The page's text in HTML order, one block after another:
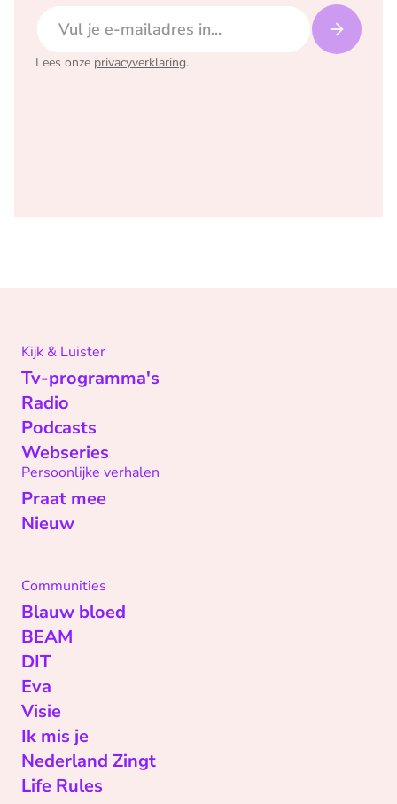
Lees onze privacyverklaring.
Kijk & Luister
Tv-programma's
Radio
Podcasts
Webseries
Persoonlijke verhalen
Praat mee
Nieuw
Communities
Blauw bloed
BEAM
DIT
Eva
Visie
Ik mis je
Nederland Zingt
Life Rules